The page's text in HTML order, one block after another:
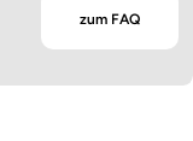
zum FAQ